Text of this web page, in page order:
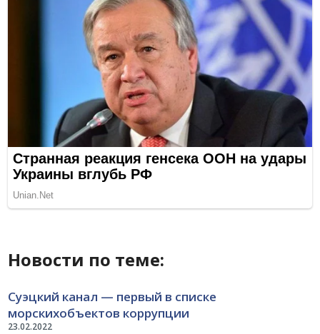
Новости по теме:
23.02.2022
Суэцкий канал — первый в списке
морскихобъектов коррупции